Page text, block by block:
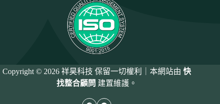
Copyright © 2026 祥昊科技 保留一切權利｜本網站由快
找整合顧問 建置維護。